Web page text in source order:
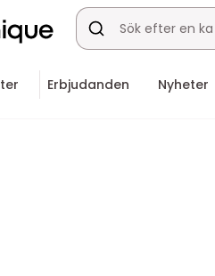
Erbjudanden Nyheter